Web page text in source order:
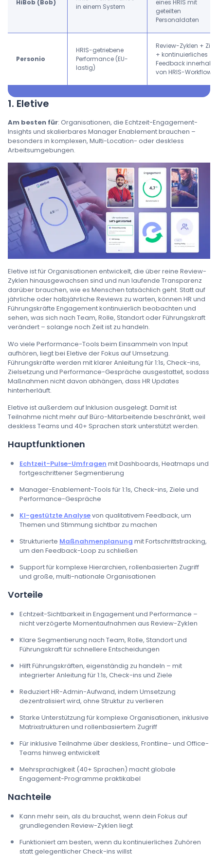
HiBob (Bob)
in einem System
eines HRIS mit
geteilten
Personaldaten
Personio
HRIS-getriebene
Performance (EU-
lastig)
Review-Zyklen + Ziele
+ kontinuierliches
Feedback innerhalb
von HRIS-Workflows
1. Eletive
Am besten für: Organisationen, die Echtzeit-Engagement-
Insights und skalierbares Manager Enablement brauchen –
besonders in komplexen, Multi-Location- oder deskless
Arbeitsumgebungen.
Eletive ist für Organisationen entwickelt, die über reine Review-
Zyklen hinausgewachsen sind und nun laufende Transparenz
darüber brauchen, wie es Menschen tatsächlich geht. Statt auf
jährliche oder halbjährliche Reviews zu warten, können HR und
Führungskräfte Engagement kontinuierlich beobachten und
sehen, was sich nach Team, Rolle, Standort oder Führungskraft
verändert – solange noch Zeit ist zu handeln.
Wo viele Performance-Tools beim Einsammeln von Input
aufhören, liegt bei Eletive der Fokus auf Umsetzung.
Führungskräfte werden mit klarer Anleitung für 1:1s, Check-ins,
Zielsetzung und Performance-Gespräche ausgestattet, sodass
Maßnahmen nicht davon abhängen, dass HR Updates
hinterherläuft.
Eletive ist außerdem auf Inklusion ausgelegt. Damit ist
Teilnahme nicht mehr auf Büro-Mitarbeitende beschränkt, weil
deskless Teams und 40+ Sprachen stark unterstützt werden.
Hauptfunktionen
Echtzeit-Pulse-Umfragen mit Dashboards, Heatmaps und
fortgeschrittener Segmentierung
Manager-Enablement-Tools für 1:1s, Check-ins, Ziele und
Performance-Gespräche
KI-gestützte Analysevon qualitativem Feedback, um
Themen und Stimmung sichtbar zu machen
Strukturierte Maßnahmenplanung mit Fortschrittstracking,
um den Feedback-Loop zu schließen
Support für komplexe Hierarchien, rollenbasierten Zugriff
und große, multi-nationale Organisationen
Vorteile
Echtzeit-Sichtbarkeit in Engagement und Performance –
nicht verzögerte Momentaufnahmen aus Review-Zyklen
Klare Segmentierung nach Team, Rolle, Standort und
Führungskraft für schnellere Entscheidungen
Hilft Führungskräften, eigenständig zu handeln – mit
integrierter Anleitung für 1:1s, Check-ins und Ziele
Reduziert HR-Admin-Aufwand, indem Umsetzung
dezentralisiert wird, ohne Struktur zu verlieren
Starke Unterstützung für komplexe Organisationen, inklusive
Matrixstrukturen und rollenbasiertem Zugriff
Für inklusive Teilnahme über deskless, Frontline- und Office-
Teams hinweg entwickelt
Mehrsprachigkeit (40+ Sprachen) macht globale
Engagement-Programme praktikabel
Nachteile
Kann mehr sein, als du brauchst, wenn dein Fokus auf
grundlegenden Review-Zyklen liegt
Funktioniert am besten, wenn du kontinuierliches Zuhören
statt gelegentlicher Check-ins willst